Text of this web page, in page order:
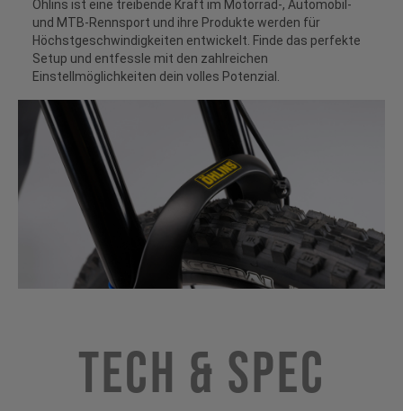
Öhlins ist eine treibende Kraft im Motorrad-, Automobil-
und MTB-Rennsport und ihre Produkte werden für
Höchstgeschwindigkeiten entwickelt. Finde das perfekte
Setup und entfessle mit den zahlreichen
Einstellmöglichkeiten dein volles Potenzial.
Tech & Spec